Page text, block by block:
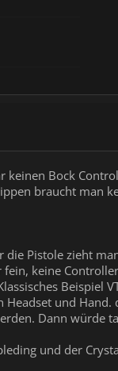
keinen Bock
braucht man
Pistole zieht
keine
Beispiel
und
Dann würde
und der